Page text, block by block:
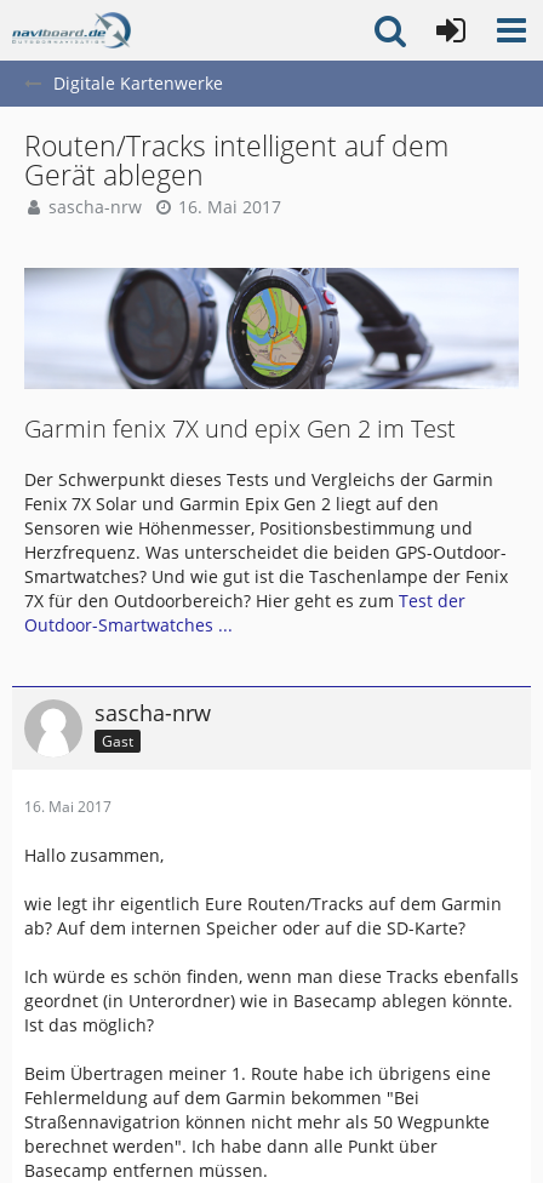
Digitale Kartenwerke
Routen/Tracks intelligent auf dem
Gerät ablegen
sascha-nrw 16. Mai 2017
Garmin fenix 7X und epix Gen 2 im Test
Der Schwerpunkt dieses Tests und Vergleichs der Garmin
Fenix 7X Solar und Garmin Epix Gen 2 liegt auf den
Sensoren wie Höhenmesser, Positionsbestimmung und
Herzfrequenz. Was unterscheidet die beiden GPS-Outdoor-
Smartwatches? Und wie gut ist die Taschenlampe der Fenix
7X für den Outdoorbereich? Hier geht es zum Test der
Outdoor-Smartwatches ...
sascha-nrw
Gast
16. Mai 2017
Hallo zusammen,
wie legt ihr eigentlich Eure Routen/Tracks auf dem Garmin
ab? Auf dem internen Speicher oder auf die SD-Karte?
Ich würde es schön finden, wenn man diese Tracks ebenfalls
geordnet (in Unterordner) wie in Basecamp ablegen könnte.
Ist das möglich?
Beim Übertragen meiner 1. Route habe ich übrigens eine
Fehlermeldung auf dem Garmin bekommen "Bei
Straßennavigatrion können nicht mehr als 50 Wegpunkte
berechnet werden". Ich habe dann alle Punkt über
Basecamp entfernen müssen.